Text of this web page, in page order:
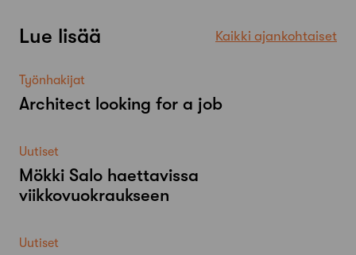
Lue lisää Kaikki ajankohtaiset
Työnhakijat
Architect looking for a job
Uutiset
Mökki Salo haettavissa
viikkovuokraukseen
Uutiset